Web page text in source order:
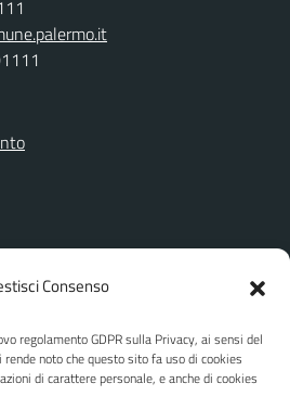
Consenso
regolamento GDPR sulla Privacy, ai sensi del
noto che questo sito fa uso di cookies
di carattere personale, e anche di cookies